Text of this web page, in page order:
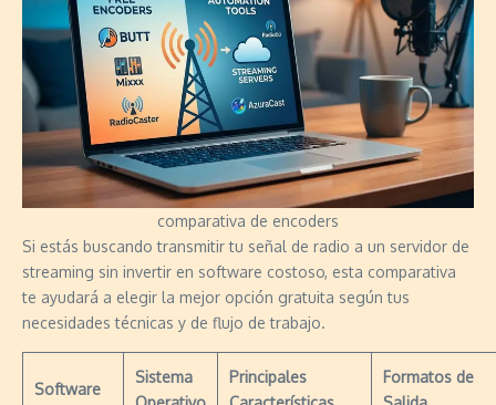
comparativa de encoders
Si estás buscando transmitir tu señal de radio a un servidor de
streaming sin invertir en software costoso, esta comparativa
te ayudará a elegir la mejor opción gratuita según tus
necesidades técnicas y de flujo de trabajo.
Software
Sistema
Principales
Formatos de